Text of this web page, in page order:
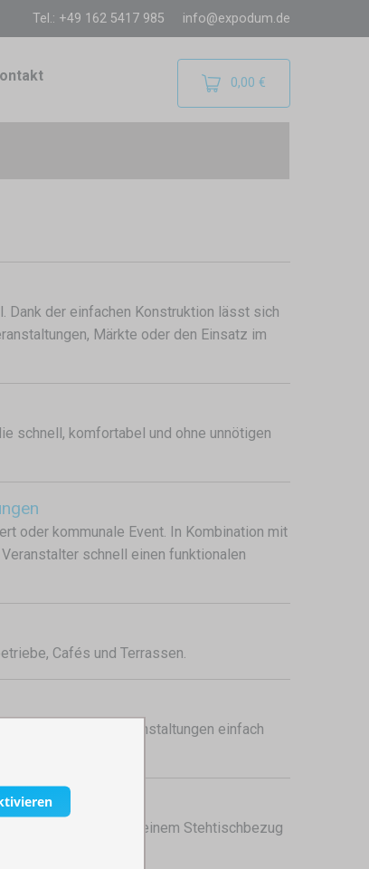
Tel.: +49 162 5417 985 info@expodum.de
0,00 €
Dank der einfachen Konstruktion lässt sich
Märkte oder den Einsatz im
schnell, komfortabel und ohne unnötigen
oder kommunale Event. In Kombination mit
schnell einen funktionalen
Cafés und Terrassen.
verschiedenen Veranstaltungen einfach
Tischhusse oder einem Stehtischbezug